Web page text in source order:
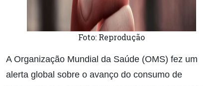
Foto: Reprodução
A Organização Mundial da Saúde (OMS) fez um
alerta global sobre o avanço do consumo de